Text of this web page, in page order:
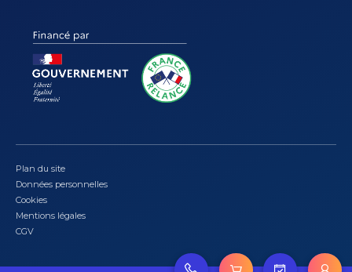
Plan du site
Données personnelles
Cookies
Mentions légales
CGV